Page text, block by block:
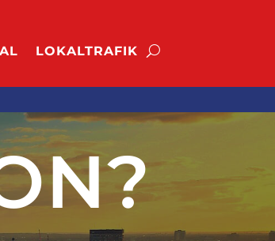
LOKALTRAFIK